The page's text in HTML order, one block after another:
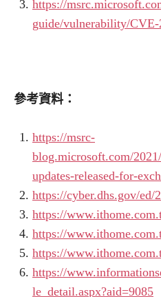
https://
guide/vulnerability/CVE-
參考資料：
https://msrc-
blog.microsoft.com/
updates-released-for-
https://cyber.dhs.gov/ed/
https://
https://
https://
https://
le_detail.aspx?aid=9085